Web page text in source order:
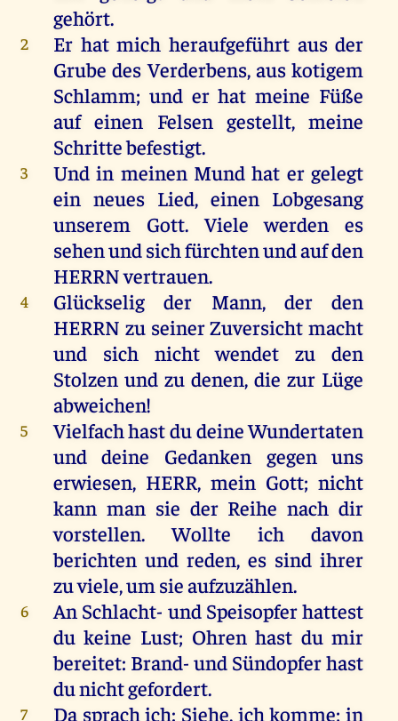
gehört.
2 Er hat mich heraufgeführt aus der
Grube des Verderbens, auskotigem
Schlamm; und er hat meine Füße
auf einen Felsen gestellt,meine
Schrittebefestigt.
3 Und in meinen Mund hat er gelegt
ein neues Lied,einen Lobgesang
unserem
Gott.Viele werden
es
sehenundsichfürchtenundaufden
HERRNvertrauen.
4 Glückselig der Mann, der
den
HERRN zu seiner Zuversicht macht
und
sich nicht wendet zu
den
Stolzen und zu denen,die zur Lüge
abweichen!
5 VielfachhastdudeineWundertaten
und deine Gedanken gegen uns
erwiesen, HERR, mein Gott;nicht
kann man sie der Reihe nach dir
vorstellen.Wollte ich
davon
berichten und reden,es sind ihrer
zuviele,um sieaufzuzählen.
6 AnSchlacht- und Speisopferhattest
du keine Lust; Ohren hast du mir
bereitet: Brand- und Sündopferhast
dunichtgefordert.
7 Da sprachich: Siehe, ichkomme;in